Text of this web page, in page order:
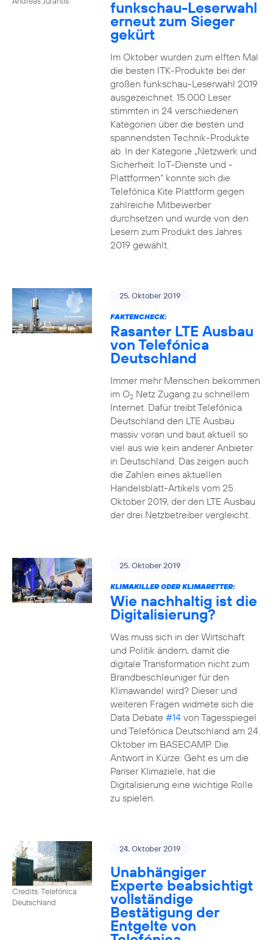
funkschau-Leserwahl
erneut zum Sieger
gekürt
Im Oktober wurden zum elften Mal
die besten ITK-Produkte bei der
großen funkschau-Leserwahl 2019
ausgezeichnet. 15.000 Leser
stimmten in 24 verschiedenen
Kategorien über die besten und
spannendsten Technik-Produkte
ab. In der Kategorie „Netzwerk und
Sicherheit: IoT-Dienste und -
Plattformen“ konnte sich die
Telefónica Kite Plattform gegen
zahlreiche Mitbewerber
durchsetzen und wurde von den
Lesern zum Produkt des Jahres
2019 gewählt.
25. Oktober 2019
FAKTENCHECK:
Rasanter LTE Ausbau
von Telefónica
Deutschland
Immer mehr Menschen bekommen
im O2Netz Zugang zu schnellem
Internet. Dafür treibt Telefónica
Deutschland den LTE Ausbau
massiv voran und baut aktuell so
viel aus wie kein anderer Anbieter
in Deutschland. Das zeigen auch
die Zahlen eines aktuellen
Handelsblatt-Artikels vom 25.
Oktober 2019, der den LTE Ausbau
der drei Netzbetreiber vergleicht.
25. Oktober 2019
KLIMAKILLER ODER KLIMARETTER:
Wie nachhaltig ist die
Digitalisierung?
Was muss sich in der Wirtschaft
und Politik ändern, damit die
digitale Transformation nicht zum
Brandbeschleuniger für den
Klimawandel wird? Dieser und
weiteren Fragen widmete sich die
Data Debate #14von Tagesspiegel
und Telefónica Deutschland am 24.
Oktober im BASECAMP. Die
Antwort in Kürze: Geht es um die
Pariser Klimaziele, hat die
Digitalisierung eine wichtige Rolle
zu spielen.
Credits: Telefónica
Deutschland
24. Oktober 2019
Unabhängiger
Experte beabsichtigt
vollständige
Bestätigung der
Entgelte von